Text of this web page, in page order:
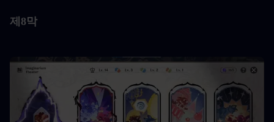
제8막